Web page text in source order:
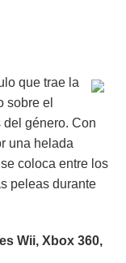
que trae la
sobre el
del género. Con
una helada
coloca entre los
peleas durante
Wii, Xbox 360,